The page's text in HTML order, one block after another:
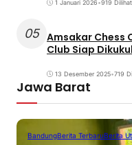
1 Januari 2026•919 Dilihat
05 Amsakar Chess
Club Siap
13 Desember 2025•719
Jawa Barat
BandungBerita TerbaruBerita